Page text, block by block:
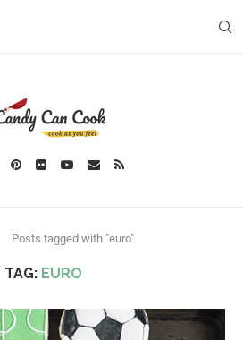
Posts tagged with "euro"
TAG: EURO